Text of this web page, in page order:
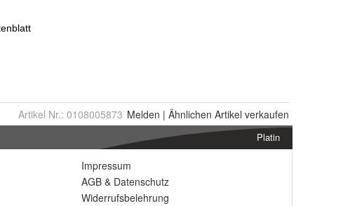
Artikel Nr.: 0108005873 Melden | Ähnlichen Artikel verkaufen
Platin
Impressum
AGB & Datenschutz
Widerrufsbelehrung